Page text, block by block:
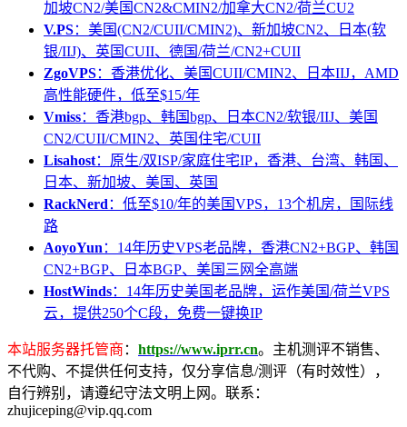
加坡CN2/美国CN2&CMIN2/加拿大CN2/荷兰CU2
V.PS：美国(CN2/CUII/CMIN2)、新加坡CN2、日本(软
银/IIJ)、英国CUII、德国/荷兰/CN2+CUII
ZgoVPS：香港优化、美国CUII/CMIN2、日本IIJ，AMD
高性能硬件，低至$15/年
Vmiss：香港bgp、韩国bgp、日本CN2/软银/IIJ、美国
CN2/CUII/CMIN2、英国住宅/CUII
Lisahost：原生/双ISP/家庭住宅IP，香港、台湾、韩国、
日本、新加坡、美国、英国
RackNerd ：低至$10/年的美国VPS，13个机房，国际线
路
AoyoYun ：14年历史VPS老品牌，香港CN2+BGP、韩国
CN2+BGP、日本BGP、美国三网全高端
HostWinds：14年历史美国老品牌，运作美国/荷兰VPS
云，提供250个C段，免费一键换IP
本站服务器托管商 ： https://www.iprr.cn。主机测评不销售、
不代购、不提供任何支持，仅分享信息/测评（有时效性），
自行辨别，请遵纪守法文明上网。联系：
zhujiceping@vip.qq.com